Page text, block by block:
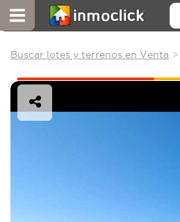
Buscar lotes y terrenos en Venta